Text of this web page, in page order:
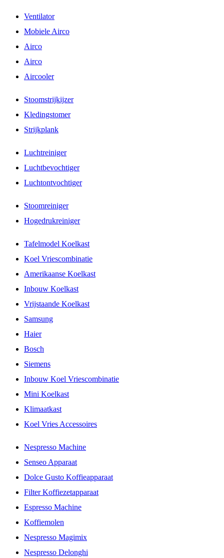
Ventilator
Mobiele Airco
Airco
Airco
Aircooler
Stoomstrijkijzer
Kledingstomer
Strijkplank
Luchtreiniger
Luchtbevochtiger
Luchtontvochtiger
Stoomreiniger
Hogedrukreiniger
Tafelmodel Koelkast
Koel Vriescombinatie
Amerikaanse Koelkast
Inbouw Koelkast
Vrijstaande Koelkast
Samsung
Haier
Bosch
Siemens
Inbouw Koel Vriescombinatie
Mini Koelkast
Klimaatkast
Koel Vries Accessoires
Nespresso Machine
Senseo Apparaat
Dolce Gusto Koffieapparaat
Filter Koffiezetapparaat
Espresso Machine
Koffiemolen
Nespresso Magimix
Nespresso Delonghi